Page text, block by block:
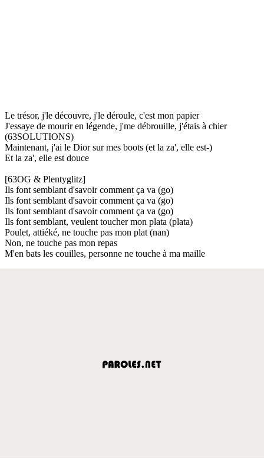
Le trésor, j'le découvre, j'le déroule, c'est mon papier
J'essaye de mourir en légende, j'me débrouille, j'étais à chier
(63SOLUTIONS)
Maintenant, j'ai le Dior sur mes boots (et la za', elle est-)
Et la za', elle est douce
[63OG & Plentyglitz]
Ils font semblant d'savoir comment ça va (go)
Ils font semblant d'savoir comment ça va (go)
Ils font semblant d'savoir comment ça va (go)
Ils font semblant, veulent toucher mon plata (plata)
Poulet, attiéké, ne touche pas mon plat (nan)
Non, ne touche pas mon repas
M'en bats les couilles, personne ne touche à ma maille